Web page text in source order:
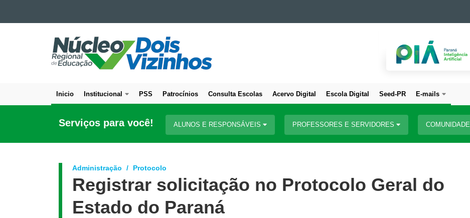
Ir para a navegação
Ir para a busca
NÚCLEO
REGIONAL
DE
DOIS
Navegação
principal
Inicio Institucional PSS Patrocínios Consulta Escolas Acervo Digital Escola Digital Seed-PR E-mails
Serviços para você! ALUNOS E RESPONSÁVEIS PROFESSORES E SERVIDORES COMUNIDADE
Administração Protocolo
Registrar solicitação no Protocolo Geral do
Estado do Paraná